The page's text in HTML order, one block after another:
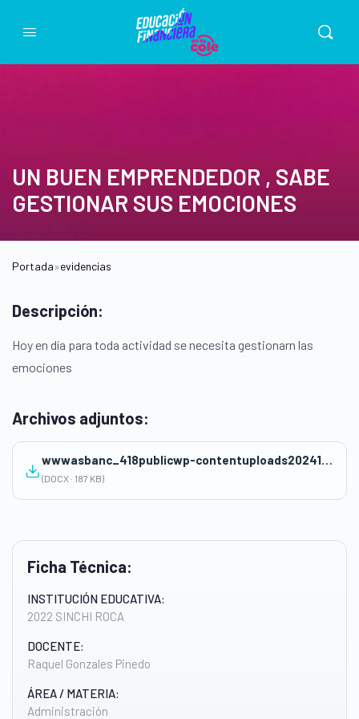
UN BUEN EMPRENDEDOR , SABE
GESTIONAR SUS EMOCIONES
Portada»evidencias
Ficha Técnica:
INSTITUCIÓN EDUCATIVA:
2022 SINCHI ROCA
DOCENTE:
Raquel Gonzales Pinedo
ÁREA / MATERIA:
Administración
Descripción:
Hoy en día para toda actividad se necesita gestionarn las
emociones
Archivos adjuntos:
wwwasbanc_418publicwp-contentuploads2024101°-U1-S2-SESION-D2-MAT.-clasificamos-objetos-segun-sus-caracteristicas.docx
(DOCX · 187 KB)